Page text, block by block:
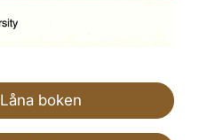
Låna boken